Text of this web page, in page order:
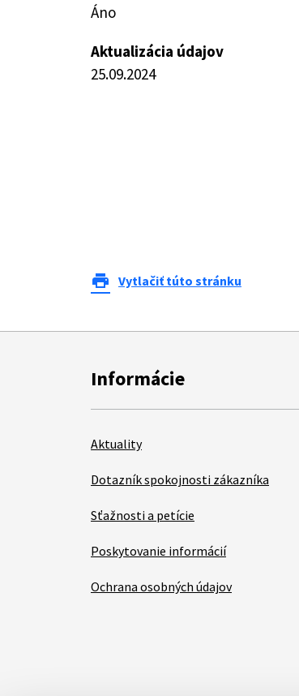
Áno
Aktualizácia údajov
25.09.2024
print Vytlačiť túto stránku
Informácie
Aktuality
Dotazník spokojnosti zákazníka
Sťažnosti a petície
Poskytovanie informácií
Ochrana osobných údajov